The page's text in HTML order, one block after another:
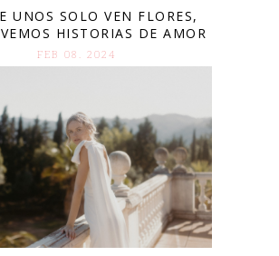
UNOS SOLO VEN FLORES,
HISTORIAS DE AMOR
FEB 08. 2024